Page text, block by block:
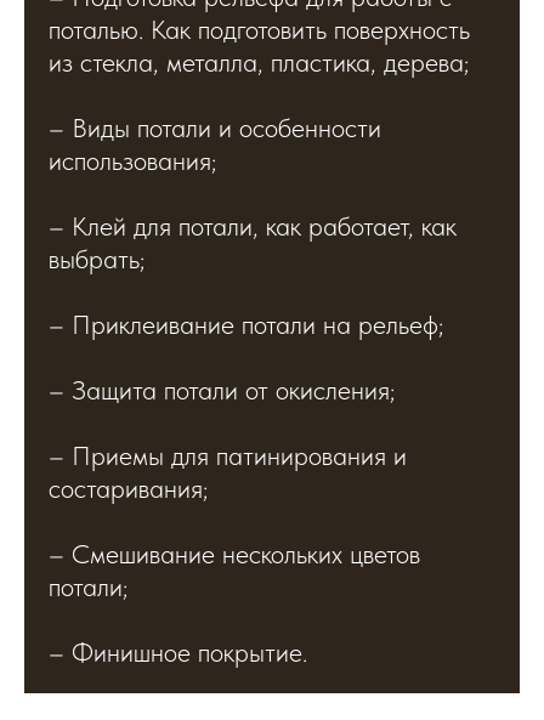
поталью. Как подготовить поверхность
из стекла, металла, пластика, дерева;
– Виды потали и особенности
использования;
– Клей для потали, как работает, как
выбрать;
– Приклеивание потали на рельеф;
– Защита потали от окисления;
– Приемы для патинирования и
состаривания;
– Смешивание нескольких цветов
потали;
– Финишное покрытие.